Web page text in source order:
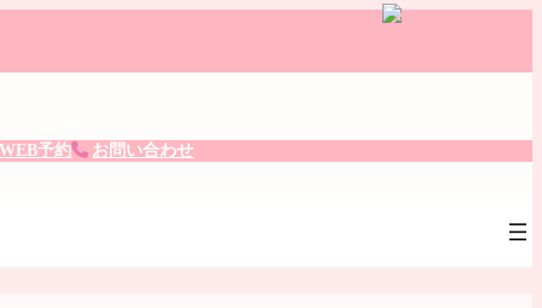
WEB予約 お問い合わせ